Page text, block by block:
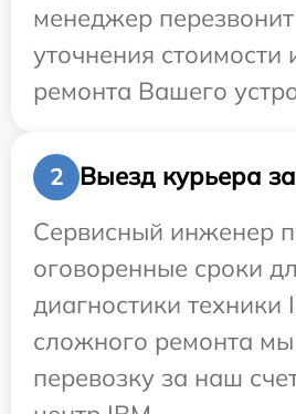
менеджер
уточнения стоимости
ремонта Вашего
2
Выезд курьера
Сервисный инженер
оговоренные сроки
диагностики техники
сложного ремонта
перевозку за наш